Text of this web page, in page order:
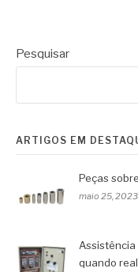
Pesquisar
ARTIGOS EM
Peças
maio 25, 2023
quando